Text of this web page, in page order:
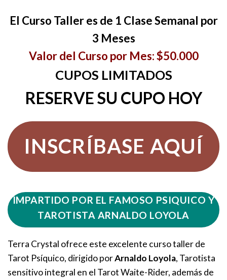
El Curso Taller es de 1 Clase Semanal por
3 Meses
Valor del Curso por Mes: $50.000
CUPOS LIMITADOS
RESERVE SU CUPO HOY
INSCRÍBASE AQUÍ
IMPARTIDO POR EL FAMOSO PSIQUICO Y
TAROTISTA ARNALDO LOYOLA
Terra Crystal ofrece este excelente curso taller de
Tarot Psíquico, dirigido porArnaldo Loyola, Tarotista
sensitivo integral en el Tarot Waite-Rider, además de